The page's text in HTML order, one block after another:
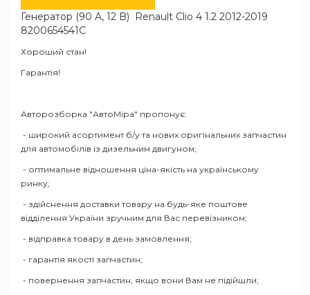
Генератор (90 A, 12 B) Renault Clio 4 1.2 2012-2019
8200654541C
Хороший стан!
Гарантія!
Авторозборка "АвтоМіра" пропонує:
- широкий асортимент б/у та нових оригінальних запчастин
для автомобілів із дизельним двигуном;
- оптимальне відношення ціна-якість на українському
ринку;
- здійснення доставки товару на будь-яке поштове
відділення України зручним для Вас перевізником;
- відправка товару в день замовлення;
- гарантія якості запчастин;
- повернення запчастин, якщо вони Вам не підійшли;